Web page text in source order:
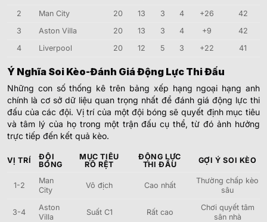
2
Man City 20 13 3 4 +26
42
3
Aston Villa 20 13 3 4 +9
42
4
Liverpool 20 12 5 3 +22 41
Ý Nghĩa Soi Kèo-Đánh Giá Động Lực Thi Đấu
Những con số thống kê trên bảng xếp hạng ngoại hạng anh
chính là cơ sở dữ liệu quan trọng nhất để đánh giá động lực thi
đấu của các đội. Vị trí của một đội bóng sẽ quyết định mục tiêu
và tâm lý của họ trong một trận đấu cụ thể, từ đó ảnh hưởng
trực tiếp đến kết quả kèo.
VỊ TRÍ
ĐỘI
BÓNG
MỤC TIÊU
RÕ RỆT
ĐỘNG LỰC
THI ĐẤU
GỢI Ý SOI KÈO
1-2
Man
City
Vô địch Cao nhất
Thường chấp kèo
sâu
3-4
Aston
Villa
Suất C1 Rất cao
Chơi quyết tâm
sân nhà